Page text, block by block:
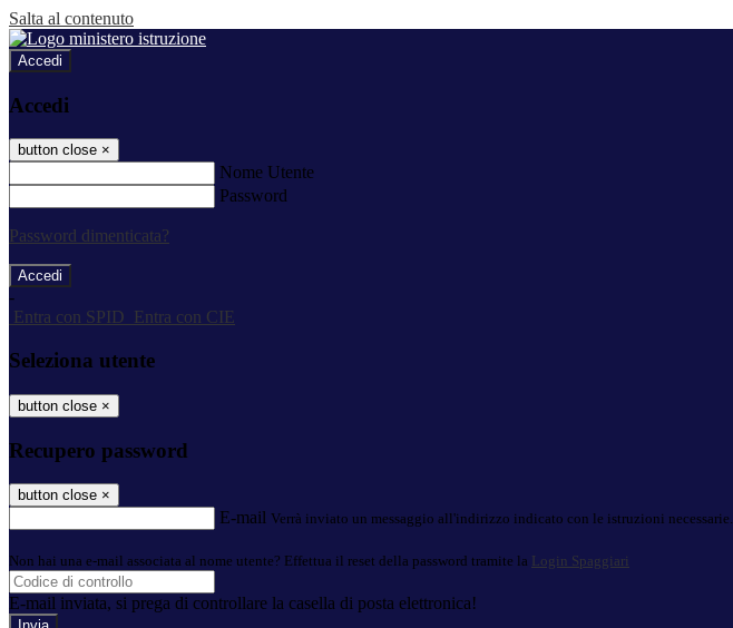
Salta al contenuto
Accedi
Accedi
button close ×
Nome Utente
Password
Password dimenticata?
-
Entra con SPID
Entra con CIE
Seleziona utente
button close ×
Recupero password
button close ×
E-mail Verrà inviato un messaggio all'indirizzo indicato con le istruzioni necessarie.
Non hai una e-mail associata al nome utente? Effettua il reset della password tramite la Login Spaggiari
E-mail inviata, si prega di controllare la casella di posta elettronica!